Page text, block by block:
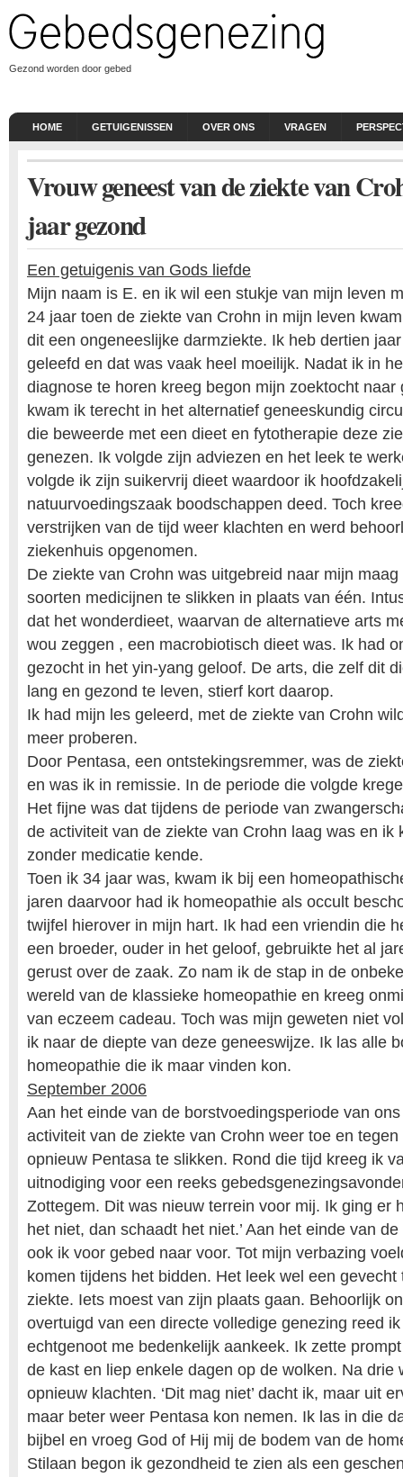
Gezond worden door gebed
HOME GETUIGENISSEN OVER ONS VRAGEN
Vrouw geneest van de ziekte van
jaar gezond
Een getuigenis van Gods liefde
Mijn naam is E. en ik wil een stukje van mijn leven
24 jaar toen de ziekte van Crohn in mijn leven
dit een ongeneeslijke darmziekte. Ik heb dertien
geleefd en dat was vaak heel moeilijk. Nadat ik in
diagnose te horen kreeg begon mijn zoektocht naar
kwam ik terecht in het alternatief geneeskundig
die beweerde met een dieet en fytotherapie deze
genezen. Ik volgde zijn adviezen en het leek te
volgde ik zijn suikervrij dieet waardoor ik
natuurvoedingszaak boodschappen deed. Toch
verstrijken van de tijd weer klachten en werd
ziekenhuis opgenomen.
De ziekte van Crohn was uitgebreid naar mijn
soorten medicijnen te slikken in plaats van één.
dat het wonderdieet, waarvan de alternatieve arts
wou zeggen , een macrobiotisch dieet was. Ik had
gezocht in het yin-yang geloof. De arts, die zelf dit
lang en gezond te leven, stierf kort daarop.
Ik had mijn les geleerd, met de ziekte van Crohn
meer proberen.
Door Pentasa, een ontstekingsremmer, was de
en was ik in remissie. In de periode die volgde
Het fijne was dat tijdens de periode van
de activiteit van de ziekte van Crohn laag was en ik
zonder medicatie kende.
Toen ik 34 jaar was, kwam ik bij een
jaren daarvoor had ik homeopathie als occult
twijfel hierover in mijn hart. Ik had een vriendin die
een broeder, ouder in het geloof, gebruikte het al
gerust over de zaak. Zo nam ik de stap in de
wereld van de klassieke homeopathie en kreeg
van eczeem cadeau. Toch was mijn geweten niet
ik naar de diepte van deze geneeswijze. Ik las alle
homeopathie die ik maar vinden kon.
September 2006
Aan het einde van de borstvoedingsperiode van
activiteit van de ziekte van Crohn weer toe en
opnieuw Pentasa te slikken. Rond die tijd kreeg ik
uitnodiging voor een reeks
Zottegem. Dit was nieuw terrein voor mij. Ik ging er
het niet, dan schaadt het niet.’ Aan het einde van
ook ik voor gebed naar voor. Tot mijn verbazing
komen tijdens het bidden. Het leek wel een
ziekte. Iets moest van zijn plaats gaan. Behoorlijk
overtuigd van een directe volledige genezing reed
echtgenoot me bedenkelijk aankeek. Ik zette
de kast en liep enkele dagen op de wolken. Na drie
opnieuw klachten. ‘Dit mag niet’ dacht ik, maar uit
maar beter weer Pentasa kon nemen. Ik las in die
bijbel en vroeg God of Hij mij de bodem van de
Stilaan begon ik gezondheid te zien als een